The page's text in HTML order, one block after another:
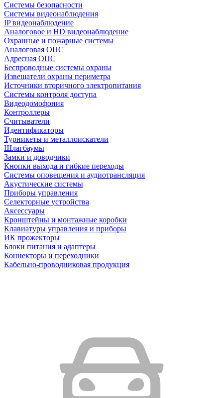
Системы безопасности
Системы видеонаблюдения
IP видеонаблюдение
Аналоговое и HD видеонаблюдение
Охранные и пожарные системы
Аналоговая ОПС
Адресная ОПС
Беспроводные системы охраны
Извещатели охраны периметра
Источники вторичного электропитания
Системы контроля доступа
Видеодомофония
Контроллеры
Считыватели
Идентификаторы
Турникеты и металлоискатели
Шлагбаумы
Замки и доводчики
Кнопки выхода и гибкие переходы
Системы оповещения и аудиотрансляция
Акустические системы
Приборы управления
Селекторные устройства
Аксессуары
Кронштейны и монтажные коробки
Клавиатуры управления и приборы
ИК прожекторы
Блоки питания и адаптеры
Коннекторы и переходники
Кабельно-проводниковая продукция